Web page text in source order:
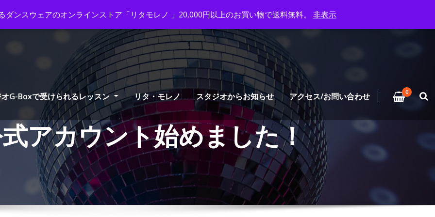
tango.com +03-6231-0170
G-Boxで受けられるレッスン リタ・モレノ スタジオからお知らせ アクセス/お問い合わせ 0
アカウント始めました！
ンスウェアのオンラインストア「リタモレノ 」20,000円以上のお買い物で送料無料。 非表示